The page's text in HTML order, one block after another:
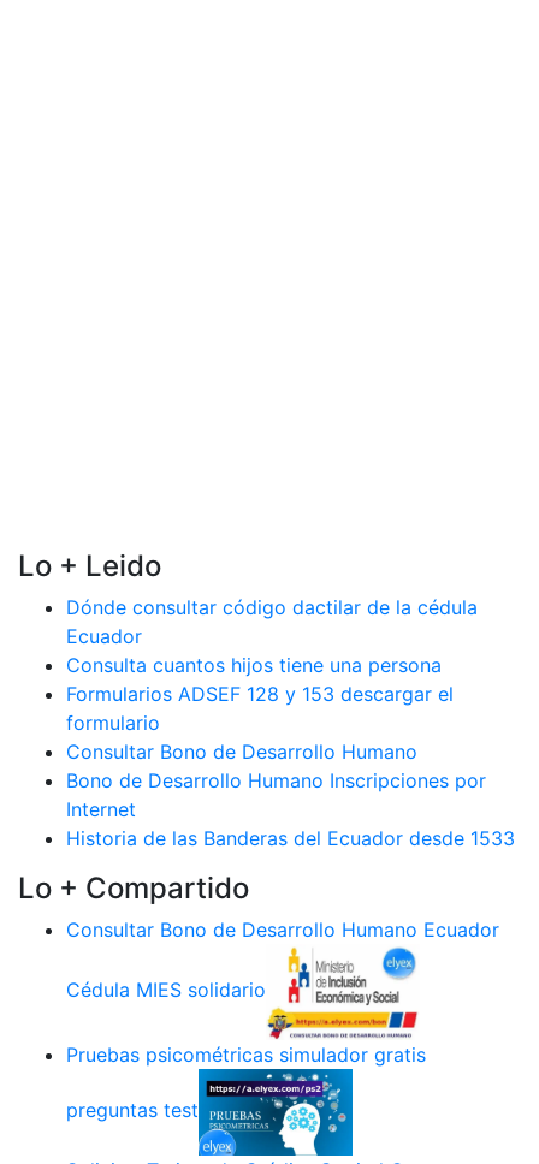
Lo + Leido
Dónde consultar código dactilar de la cédula
Ecuador
Consulta cuantos hijos tiene una persona
Formularios ADSEF 128 y 153 descargar el
formulario
Consultar Bono de Desarrollo Humano
Bono de Desarrollo Humano Inscripciones por
Internet
Historia de las Banderas del Ecuador desde 1533
Lo + Compartido
Consultar Bono de Desarrollo Humano Ecuador
Cédula MIES solidario
Pruebas psicométricas simulador gratis
preguntas test